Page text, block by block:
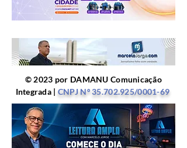
© 2023 por DAMANU Comunicação
Integrada | CNPJ Nº35.702.925/0001-69